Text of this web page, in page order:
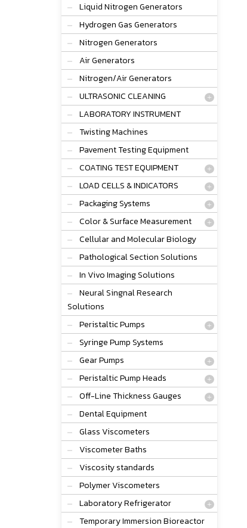
Liquid Nitrogen Generators
Hydrogen Gas Generators
Nitrogen Generators
Air Generators
Nitrogen/Air Generators
ULTRASONIC CLEANING
LABORATORY INSTRUMENT
Twisting Machines
Pavement Testing Equipment
COATING TEST EQUIPMENT
LOAD CELLS & INDICATORS
Packaging Systems
Color & Surface Measurement
Cellular and Molecular Biology
Pathological Section Solutions
In Vivo Imaging Solutions
Neural Singnal Research
Solutions
Peristaltic Pumps
Syringe Pump Systems
Gear Pumps
Peristaltic Pump Heads
Off-Line Thickness Gauges
Dental Equipment
Glass Viscometers
Viscometer Baths
Viscosity standards
Polymer Viscometers
Laboratory Refrigerator
Temporary Immersion Bioreactor